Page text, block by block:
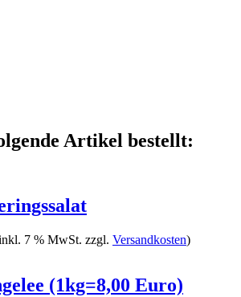
Artikel bestellt:
7 % MwSt. zzgl. Versandkosten)
(1kg=8,00 Euro)